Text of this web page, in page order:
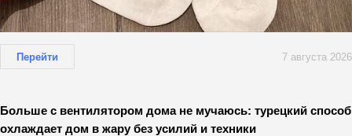
Перейти 7 августа 2026
Больше с вентилятором дома не мучаюсь: турецкий способ
охлаждает дом в жару без усилий и техники